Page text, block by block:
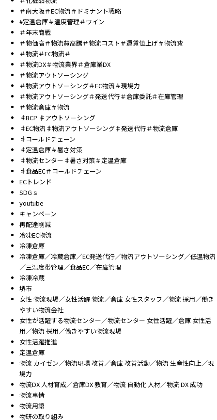
＃南大阪＃EC物流＃ドミナント戦略
#定温倉庫＃温度管理＃ワイン
＃年末商戦
＃物価高＃物流費高騰＃物流コスト＃運賃値上げ＃物流費
＃物流＃EC物流＃
＃物流DX＃物流業界＃倉庫業DX
＃物流アウトソーシング
＃物流アウトソーシング＃EC物流＃現場力
＃物流アウトソーシング＃発送代行＃倉庫委託＃在庫管理
＃物流倉庫＃物流
♯BCP ♯アウトソーシング
♯EC物流♯物流アウトソーシング♯発送代行＃物流倉庫
♯コールドチェーン
♯定温倉庫＃暑さ対策
♯物流センター♯暑さ対策＃定温倉庫
♯食品EC＃コールドチェーン
ECトレンド
SDGｓ
youtube
キャンペーン
再配達削減
冷凍EC物流
冷凍倉庫
冷凍倉庫／冷蔵倉庫／EC発送代行／物流アウトソーシング／低温物流
／三温度帯管理／食品EC／在庫管理
冷凍冷蔵
堺市
女性 物流現場／女性活躍 物流／倉庫 女性スタッフ／物流 採用／働き
やすい物流会社
女性が活躍する物流センター／物流センター 女性活躍／倉庫 女性活
用／物流 採用／働きやすい物流現場
女性活躍推進
定温倉庫
物流 カイゼン／物流現場 改善／倉庫 改善活動／物流 生産性向上／現
場力
物流DX 人材育成／倉庫DX 教育／物流 自動化 人材／物流 DX 成功
物流事情
物流用語
物研の取り組み